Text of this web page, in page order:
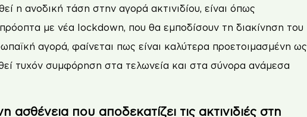
η ανοδική τάση στην αγορά ακτινιδίου, είναι όπως
µε νέα lockdown, που θα εµποδίσουν τη διακίνηση του
αγορά, φαίνεται πως είναι καλύτερα προετοιµασµένη ως
τυχόν συµφόρηση στα τελωνεία και στα σύνορα ανάµεσα
που αποδεκατίζει τις ακτινιδιές στη